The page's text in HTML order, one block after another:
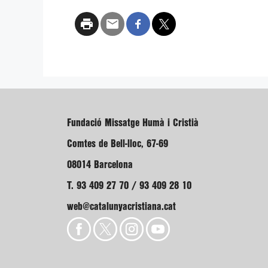
Fundació Missatge Humà i Cristià
Comtes de Bell-lloc, 67-69
08014 Barcelona
T. 93 409 27 70 / 93 409 28 10
web@catalunyacristiana.cat